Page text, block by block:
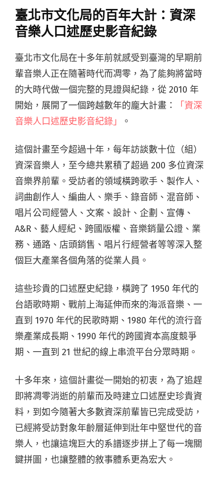
臺北市文化局的百年大計：資深
音樂人口述歷史影音紀錄
臺北市文化局在十多年前就感受到臺灣的早期前
輩音樂人正在隨著時代而凋零，為了能夠將當時
的大時代做一個完整的見證與紀錄，從 2010 年
開始，展開了一個跨越數年的龐大計畫：
「資深
音樂人口述歷史影音紀錄」
。
這個計畫至今超過十年，每年訪談數十位（組）
資深音樂人，至今總共累積了超過 200 多位資深
音樂界前輩。受訪者的領域橫跨歌手、製作人、
詞曲創作人、編曲人、樂手、錄音師、混音師、
唱片公司經營人、文案、設計、企劃、宣傳、
A&R、藝人經紀、跨國版權、音樂銷量公證、業
務、通路、店頭銷售、唱片行經營者等等深入整
個巨大產業各個角落的從業人員。
這些珍貴的口述歷史紀錄，橫跨了 1950 年代的
台語歌時期、戰前上海延伸而來的海派音樂、一
直到 1970 年代的民歌時期、1980 年代的流行音
樂產業成長期、1990 年代的跨國資本高度競爭
期、一直到 21 世紀的線上串流平台分眾時期。
十多年來，這個計畫從一開始的初衷，為了追趕
即將凋零消逝的前輩而及時建立口述歷史珍貴資
料，到如今隨著大多數資深前輩皆已完成受訪，
已經將受訪對象年齡層延伸到壯年中堅世代的音
樂人，也讓這塊巨大的系譜逐步拼上了每一塊關
鍵拼圖，也讓整體的敘事體系更為宏大。